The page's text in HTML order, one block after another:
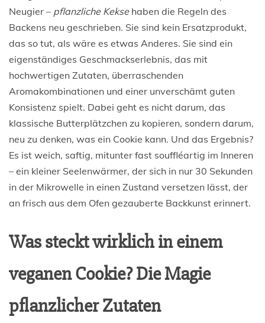
Neugier – pflanzliche Keksehaben die Regeln des
Backens neu geschrieben. Sie sind kein Ersatzprodukt,
das so tut, als wäre es etwas Anderes. Sie sind ein
eigenständiges Geschmackserlebnis, das mit
hochwertigen Zutaten, überraschenden
Aromakombinationen und einer unverschämt guten
Konsistenz spielt. Dabei geht es nicht darum, das
klassische Butterplätzchen zu kopieren, sondern darum,
neu zu denken, was ein Cookie kann. Und das Ergebnis?
Es ist weich, saftig, mitunter fast souffléartig im Inneren
– ein kleiner Seelenwärmer, der sich in nur 30 Sekunden
in der Mikrowelle in einen Zustand versetzen lässt, der
an frisch aus dem Ofen gezauberte Backkunst erinnert.
Was steckt wirklich in einem
veganen Cookie? Die Magie
pflanzlicher Zutaten